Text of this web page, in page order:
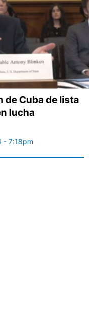
de Cuba de lista
lucha
- 7:18pm